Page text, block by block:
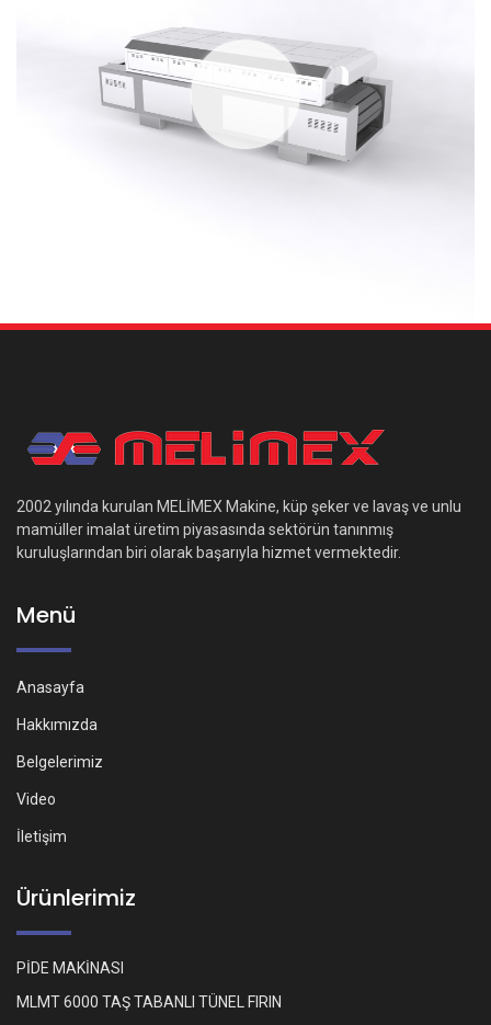
2002 yılında kurulan MELİMEX Makine, küp şeker ve lavaş ve unlu
mamüller imalat üretim piyasasında sektörün tanınmış
kuruluşlarından biri olarak başarıyla hizmet vermektedir.
Menü
Anasayfa
Hakkımızda
Belgelerimiz
Video
İletişim
Ürünlerimiz
PİDE MAKİNASI
MLMT 6000 TAŞ TABANLI TÜNEL FIRIN